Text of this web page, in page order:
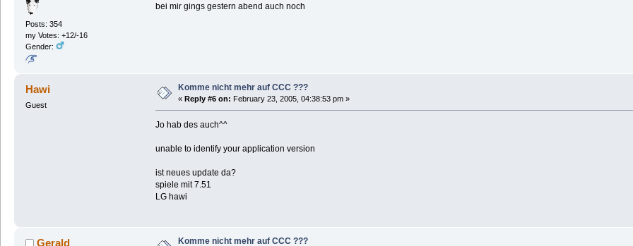
Posts: 354
my Votes: +12/-16
Gender:
bei mir gings gestern abend auch noch
Hawi
Guest
Komme nicht mehr auf CCC ???
« Reply #6 on: February 23, 2005, 04:38:53 pm »
Jo hab des auch^^
unable to identify your application version
ist neues update da?
spiele mit 7.51
LG hawi
Gerald Komme nicht mehr auf CCC ???